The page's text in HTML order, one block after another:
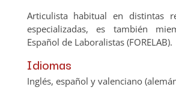
Articulista habitual en distintas
especializadas, es también
Español de Laboralistas (FORELAB).
Idiomas
Inglés, español y valenciano